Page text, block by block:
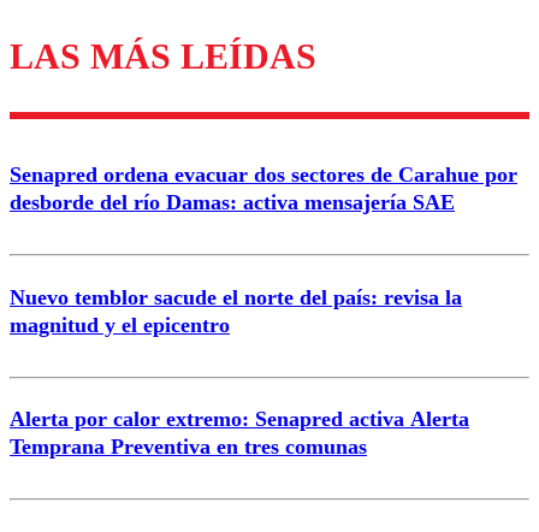
Los comentarios son moderados para garantizar un
diálogo respetuoso.
Correo
LAS MÁS LEÍDAS
Senapred ordena evacuar dos sectores de Carahue por
desborde del río Damas: activa mensajería SAE
Nuevo temblor sacude el norte del país: revisa la
magnitud y el epicentro
Alerta por calor extremo: Senapred activa Alerta
Temprana Preventiva en tres comunas